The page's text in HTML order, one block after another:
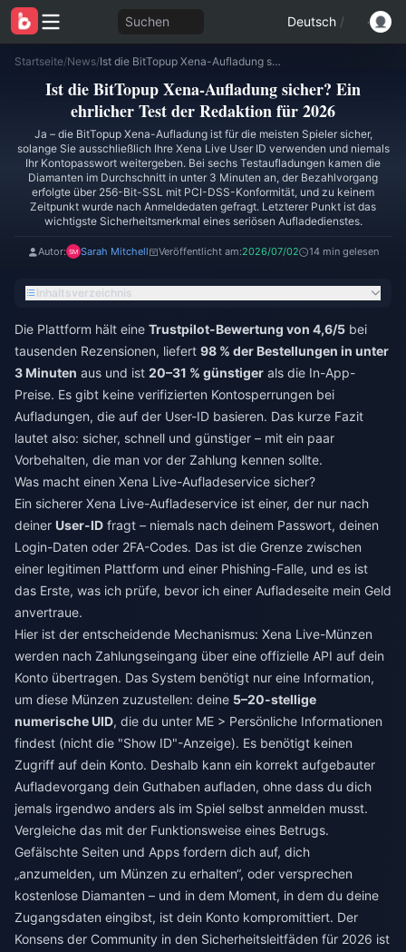
Suchen Deutsch /
Startseite/News/ Ist die BitTopup Xena-Aufladung sicher? Ein ehrlicher Test der Redaktion für 2026
Ist die BitTopup Xena-Aufladung sicher? Ein
ehrlicher Test der Redaktion für 2026
Ja – die BitTopup Xena-Aufladung ist für die meisten Spieler sicher,
solange Sie ausschließlich Ihre Xena Live User ID verwenden und niemals
Ihr Kontopasswort weitergeben. Bei sechs Testaufladungen kamen die
Diamanten im Durchschnitt in unter 3 Minuten an, der Bezahlvorgang
erfolgte über 256-Bit-SSL mit PCI-DSS-Konformität, und zu keinem
Zeitpunkt wurde nach Anmeldedaten gefragt. Letzterer Punkt ist das
wichtigste Sicherheitsmerkmal eines seriösen Aufladedienstes.
Autor: Sarah Mitchell Veröffentlicht am:2026/07/02 14 min gelesen
Inhaltsverzeichnis
Die Plattform hält eine Trustpilot-Bewertung von 4,6/5 bei
tausenden Rezensionen, liefert 98 % der Bestellungen in unter
3 Minuten aus und ist 20–31 % günstiger als die In-App-
Preise. Es gibt keine verifizierten Kontosperrungen bei
Aufladungen, die auf der User-ID basieren. Das kurze Fazit
lautet also: sicher, schnell und günstiger – mit ein paar
Vorbehalten, die man vor der Zahlung kennen sollte.
Was macht einen Xena Live-Aufladeservice sicher?
Ein sicherer Xena Live-Aufladeservice ist einer, der nur nach
deiner User-ID fragt – niemals nach deinem Passwort, deinen
Login-Daten oder 2FA-Codes. Das ist die Grenze zwischen
einer legitimen Plattform und einer Phishing-Falle, und es ist
das Erste, was ich prüfe, bevor ich einer Aufladeseite mein Geld
anvertraue.
Hier ist der entscheidende Mechanismus: Xena Live-Münzen
werden nach Zahlungseingang über eine offizielle API auf dein
Konto übertragen. Das System benötigt nur eine Information,
um diese Münzen zuzustellen: deine 5–20-stellige
numerische UID, die du unter ME > Persönliche Informationen
findest (nicht die "Show ID"-Anzeige). Es benötigt keinen
Zugriff auf dein Konto. Deshalb kann ein korrekt aufgebauter
Aufladevorgang dein Guthaben aufladen, ohne dass du dich
jemals irgendwo anders als im Spiel selbst anmelden musst.
Vergleiche das mit der Funktionsweise eines Betrugs.
Gefälschte Seiten und Apps fordern dich auf, dich
„anzumelden, um Münzen zu erhalten“, oder versprechen
kostenlose Diamanten – und in dem Moment, in dem du deine
Zugangsdaten eingibst, ist dein Konto kompromittiert. Der
Konsens der Community in den Sicherheitsleitfäden für 2026 ist